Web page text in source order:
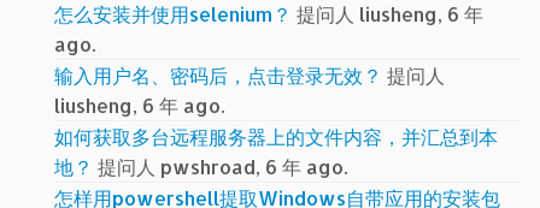
怎么安装并使用selenium？ 提问人 liusheng, 6 年
ago.
输入用户名、密码后，点击登录无效？ 提问人
liusheng, 6 年 ago.
如何获取多台远程服务器上的文件内容，并汇总到本
地？ 提问人 pwshroad, 6 年 ago.
怎样用powershell提取Windows自带应用的安装包